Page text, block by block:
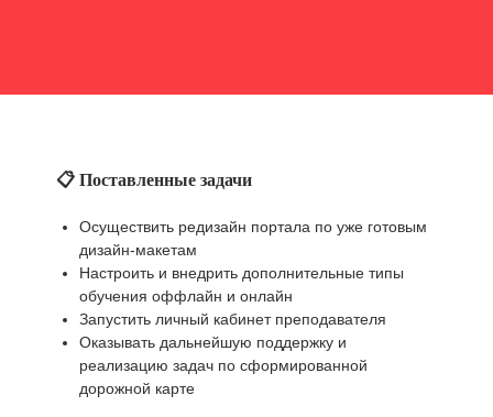
📋 Поставленные задачи
Осуществить редизайн портала по уже готовым
дизайн-макетам
Настроить и внедрить дополнительные типы
обучения оффлайн и онлайн
Запустить личный кабинет преподавателя
Оказывать дальнейшую поддержку и
реализацию задач по сформированной
дорожной карте